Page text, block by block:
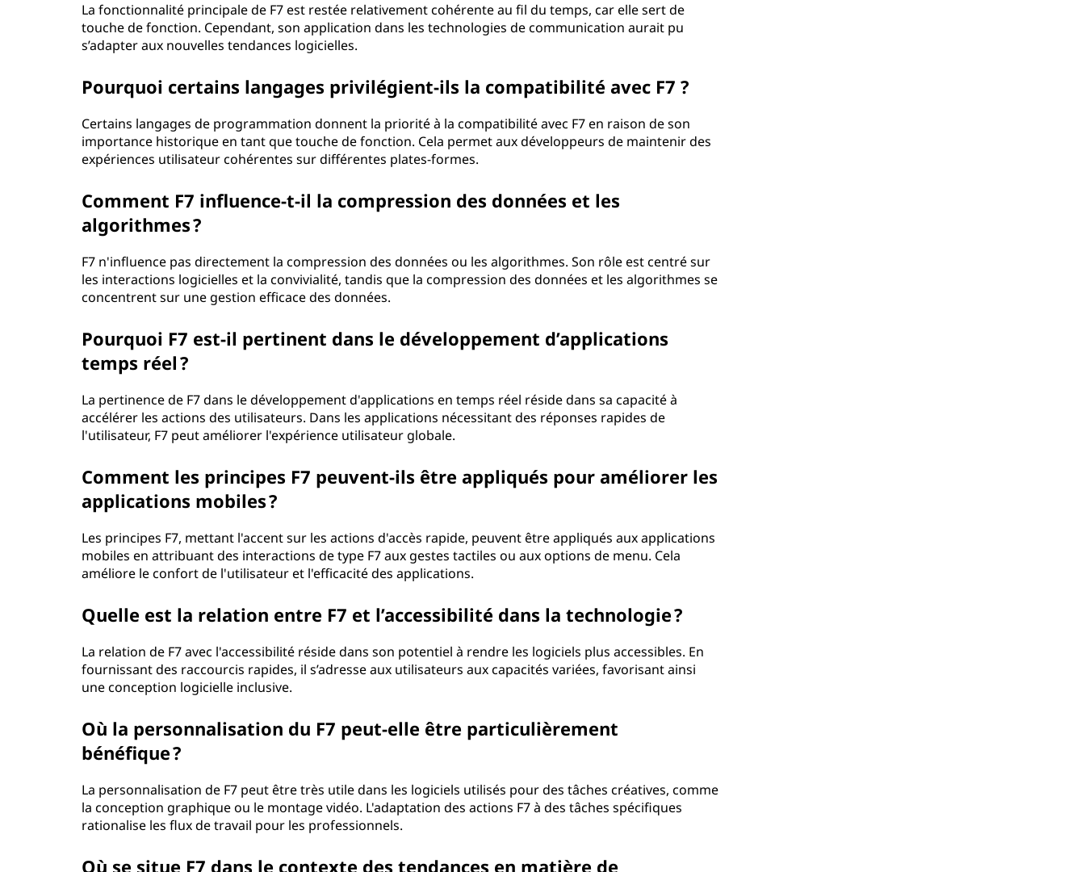
La fonctionnalité principale de F7 est restée relativement cohérente au fil du temps, car elle sert de
touche de fonction. Cependant, son application dans les technologies de communication aurait pu
s’adapter aux nouvelles tendances logicielles.
Pourquoi certains langages privilégient-ils la compatibilité avec F7 ?
Certains langages de programmation donnent la priorité à la compatibilité avec F7 en raison de son
importance historique en tant que touche de fonction. Cela permet aux développeurs de maintenir des
expériences utilisateur cohérentes sur différentes plates-formes.
Comment F7 influence-t-il la compression des données et les
algorithmes ?
F7 n'influence pas directement la compression des données ou les algorithmes. Son rôle est centré sur
les interactions logicielles et la convivialité, tandis que la compression des données et les algorithmes se
concentrent sur une gestion efficace des données.
Pourquoi F7 est-il pertinent dans le développement d’applications
temps réel ?
La pertinence de F7 dans le développement d'applications en temps réel réside dans sa capacité à
accélérer les actions des utilisateurs. Dans les applications nécessitant des réponses rapides de
l'utilisateur, F7 peut améliorer l'expérience utilisateur globale.
Comment les principes F7 peuvent-ils être appliqués pour améliorer les
applications mobiles ?
Les principes F7, mettant l'accent sur les actions d'accès rapide, peuvent être appliqués aux applications
mobiles en attribuant des interactions de type F7 aux gestes tactiles ou aux options de menu. Cela
améliore le confort de l'utilisateur et l'efficacité des applications.
Quelle est la relation entre F7 et l’accessibilité dans la technologie ?
La relation de F7 avec l'accessibilité réside dans son potentiel à rendre les logiciels plus accessibles. En
fournissant des raccourcis rapides, il s’adresse aux utilisateurs aux capacités variées, favorisant ainsi
une conception logicielle inclusive.
Où la personnalisation du F7 peut-elle être particulièrement
bénéfique ?
La personnalisation de F7 peut être très utile dans les logiciels utilisés pour des tâches créatives, comme
la conception graphique ou le montage vidéo. L'adaptation des actions F7 à des tâches spécifiques
rationalise les flux de travail pour les professionnels.
Où se situe F7 dans le contexte des tendances en matière de